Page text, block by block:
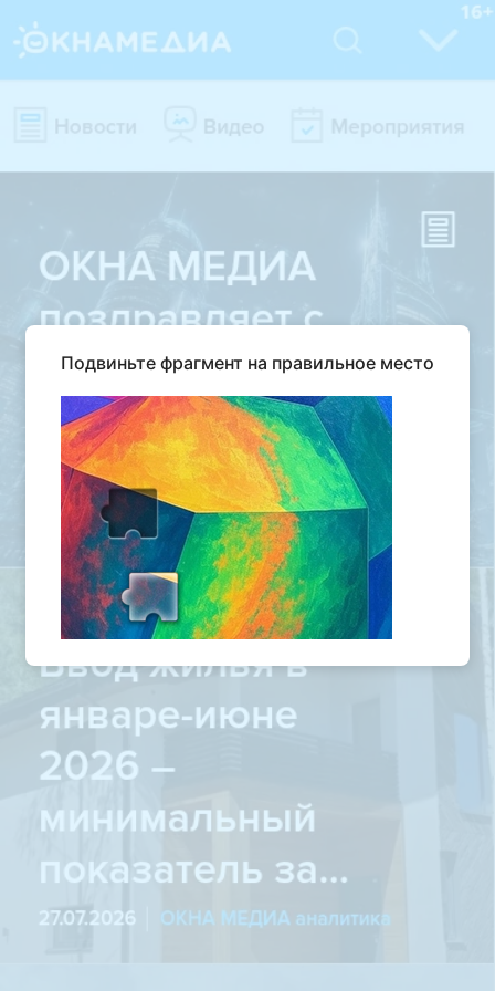
Подвиньте фрагмент на правильное место